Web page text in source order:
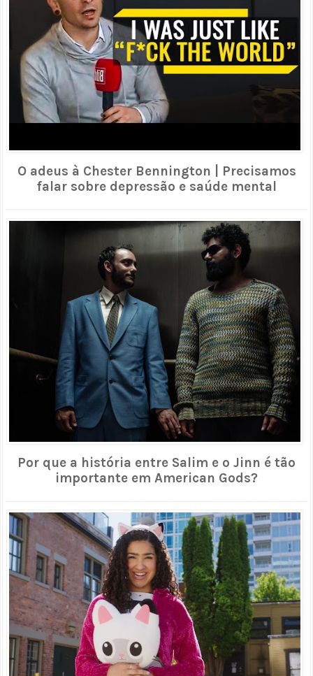
O adeus à Chester Bennington | Precisamos
falar sobre depressão e saúde mental
Por que a história entre Salim e o Jinn é tão
importante em American Gods?